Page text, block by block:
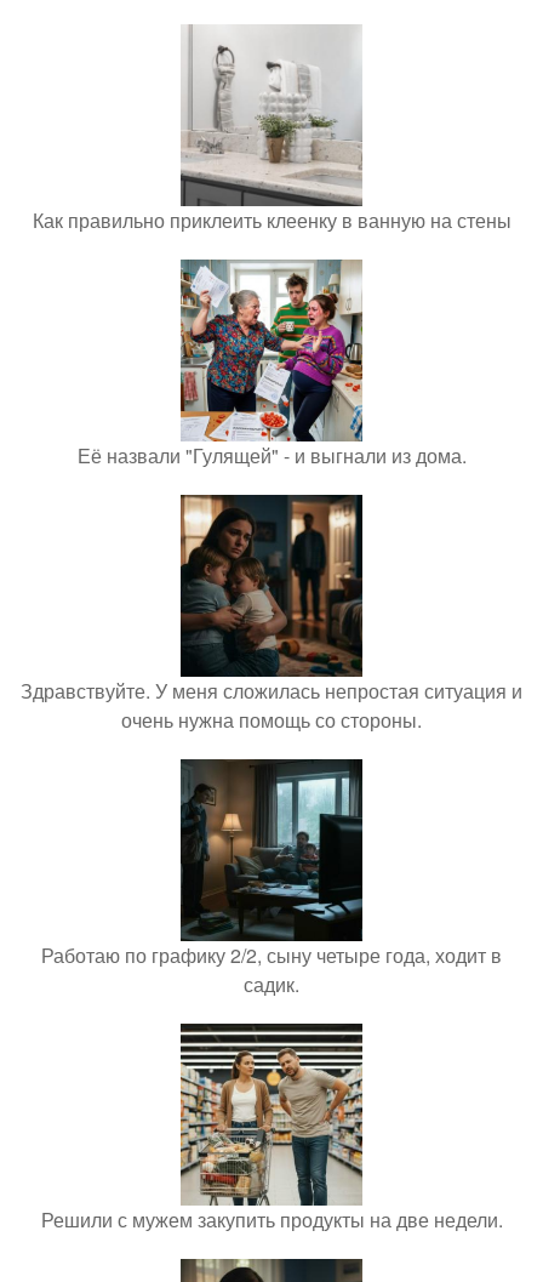
Как правильно приклеить клеенку в ванную на стены
Её назвали "Гулящей" - и выгнали из дома.
Здравствуйте. У меня сложилась непростая ситуация и
очень нужна помощь со стороны.
Работаю по графику 2/2, сыну четыре года, ходит в
садик.
Решили с мужем закупить продукты на две недели.